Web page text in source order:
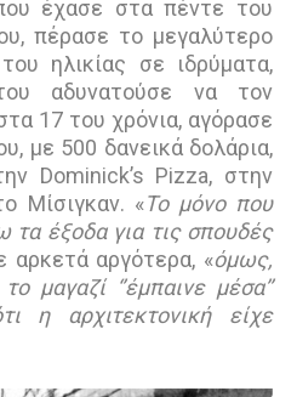
έχασε στα πέντε του
πέρασε το µεγαλύτερο
ηλικίας σε ιδρύµατα,
αδυνατούσε να τον
17 του χρόνια, αγόρασε
µε 500 δανεικά δολάρια,
Dominick’s Pizza, στην
Μίσιγκαν. «Το μόνο που
έξοδα για τις σπουδές
αρκετά αργότερα, «όμως,
μαγαζί ‘’έμπαινε μέσα’’
η αρχιτεκτονική είχε